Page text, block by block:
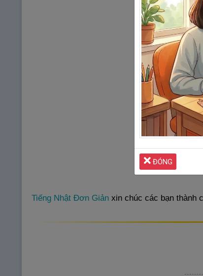
Tiếng Nhật Đơn Giản xin chúc các bạn thành
ĐÓNG